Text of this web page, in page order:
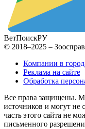
ВетПоискРУ
© 2018–2025 –
Компании в
Реклама на сайте
Обработка
Все права защищены.
источников и могут не
часть этого сайта не
письменного